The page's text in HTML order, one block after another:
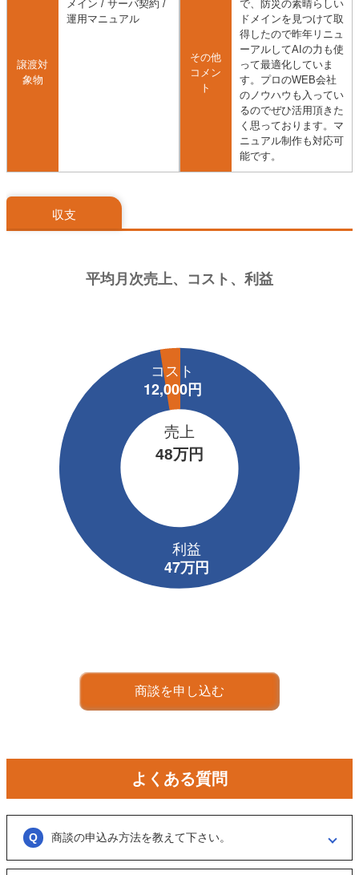
譲渡対
象物
メイン / サーバ契約 /
運用マニュアル
その他
コメン
ト
で、防災の素晴らしい
ドメインを見つけて取
得したので昨年リニュ
ーアルしてAIの力も使
って最適化していま
す。プロのWEB会社
のノウハウも入ってい
るのでぜひ活用頂きた
く思っております。マ
ニュアル制作も対応可
能です。
収支
売上
48万円
商談を申し込む
よくある質問
商談の申込み方法を教えて下さい。
「商談を申し込む」ボタンからお申し込みください。